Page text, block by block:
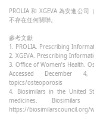
PROLIA 和 XGEVA 為安進公
不存在任何關聯。
參考文獻
1. PROLIA. Prescribing
2. XGEVA. Prescribing
3. Office of Women’s Health.
Accessed December 4,
topics/osteoporosis
4. Biosimilars in the United
medicines.
https://biosimilarscouncil.org/